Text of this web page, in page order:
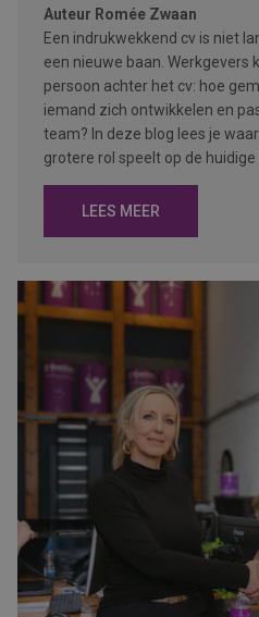
Auteur Romée Zwaan
Een indrukwekkend cv is niet
een nieuwe baan. Werkgevers
persoon achter het cv: hoe
iemand zich ontwikkelen en
team? In deze blog lees je
grotere rol speelt op de
LEES MEER